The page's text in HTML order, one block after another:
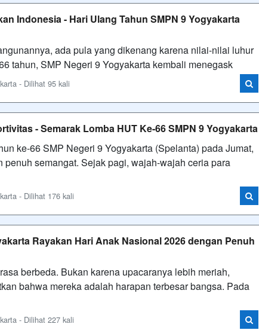
Indonesia - Hari Ulang Tahun SMPN 9 Yogyakarta
ada pula yang dikenang karena nilai-nilai luhur
tahun, SMP Negeri 9 Yogyakarta kembali menegask
- Dilihat 95 kali
- Semarak Lomba HUT Ke-66 SMPN 9 Yogyakarta
ke-66 SMP Negeri 9 Yogyakarta (Spelanta) pada Jumat,
semangat. Sejak pagi, wajah-wajah ceria para
- Dilihat 176 kali
Rayakan Hari Anak Nasional 2026 dengan Penuh
berbeda. Bukan karena upacaranya lebih meriah,
bahwa mereka adalah harapan terbesar bangsa. Pada
- Dilihat 227 kali